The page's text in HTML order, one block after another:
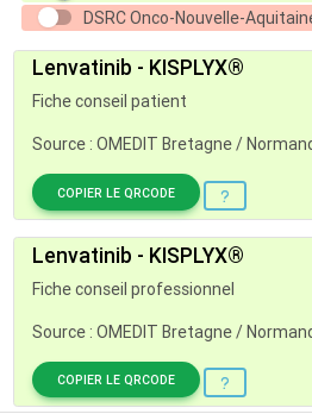
DSRC Onco-Nouvelle-
Lenvatinib - KISPLYX®
Fiche conseil patient
Source : OMEDIT Bretagne /
COPIER LE QRCODE
Lenvatinib - KISPLYX®
Fiche conseil professionnel
Source : OMEDIT Bretagne /
COPIER LE QRCODE